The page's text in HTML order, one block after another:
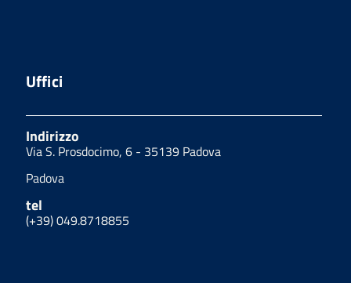
Uffici
Indirizzo
Via S. Prosdocimo, 6 - 35139 Padova
Padova
tel
(+39) 049.8718855